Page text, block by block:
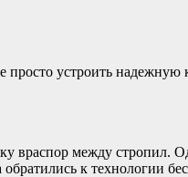
просто устроить
между стропил.
к технологии